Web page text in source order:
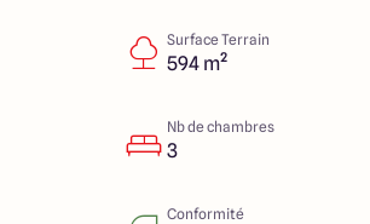
4.7
Surface Terrain
594 m²
Nb de chambres
3
Conformité